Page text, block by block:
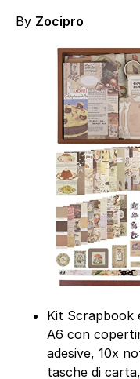
By Zocipro
Kit Scrapbook
A6 con
adesive, 10x
tasche di